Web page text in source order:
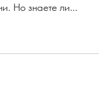
Но знаете ли
ще можете
Нека да я